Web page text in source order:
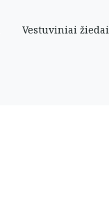
Vestuviniai žiedai